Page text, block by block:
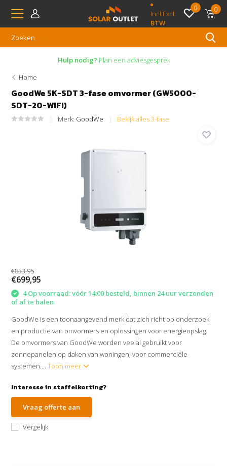
Incl.Excl.
BTW
0 0
Hulp nodig? Plan een adviesgesprek
Home
GoodWe 5K-SDT 3-fase omvormer (GW5000-
SDT-20-WIFI)
Merk: GoodWe Bekijk alles 3-fase
€833,95
€699,95
4 Op voorraad: vóór 14:00 besteld, binnen 24 uur verzonden
of af te halen
GoodWe is een toonaangevend merk dat zich richt op onderzoek
en productie van omvormers en oplossingen voor energieopslag.
De omvormers van GoodWe worden veelal gebruikt voor
zonnepanelen op daken van woningen, voor commerciële
systemen....Toon meer
Interesse in staffelkorting?
Vraag offerte aan
Vergelijk